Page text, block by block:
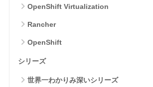
OpenShift Virtualization
Rancher
OpenShift
シリーズ
世界一わかりみ深いシリーズ